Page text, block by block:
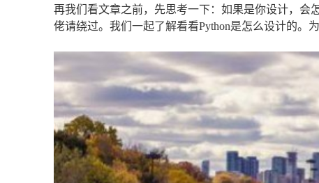
再我们看文章之前，先思考一下：如果是你设计，会
佬请绕过。我们一起了解看看Python是怎么设计的。